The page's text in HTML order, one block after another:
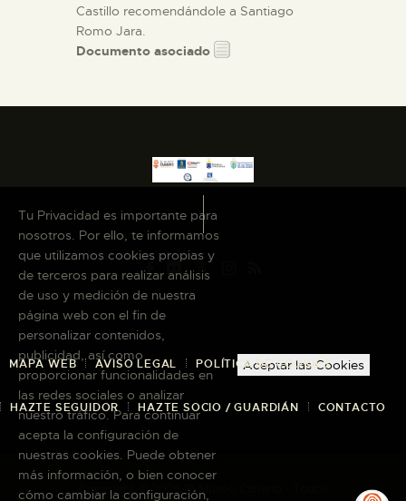
Castillo recomendándole a Santiago
Romo Jara.
Documento asociado
MAPA WEB AVISO LEGAL POLÍTICA DE COOKIES
HAZTE SEGUIDOR HAZTE SOCIO / GUARDIÁN CONTACTO
Copyright © 2026 El Museo Canario · Todos
Tu Privacidad es importante para
nosotros. Por ello, te informamos
que utilizamos cookies propias y
de terceros para realizar análisis
de uso y medición de nuestra
página web con el fin de
personalizar contenidos,
publicidad, así como
proporcionar funcionalidades en
las redes sociales o analizar
nuestro tráfico. Para continuar
acepta la configuración de
nuestras cookies. Puede obtener
más información, o bien conocer
cómo cambiar la configuración,
Aceptar las Cookies